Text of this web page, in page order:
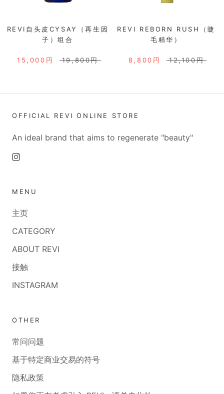
REVI自头皮CYSAY（再生因
子）组合
15,000円 19,800円
REVI REBORN RUSH（睫
毛精华）
8,800円 12,100円
OFFICIAL REVI ONLINE STORE
An ideal brand that aims to regenerate "beauty"
MENU
主页
CATEGORY
ABOUT REVI
接触
INSTAGRAM
OTHER
常问问题
基于特定商业交易的符号
隐私政策